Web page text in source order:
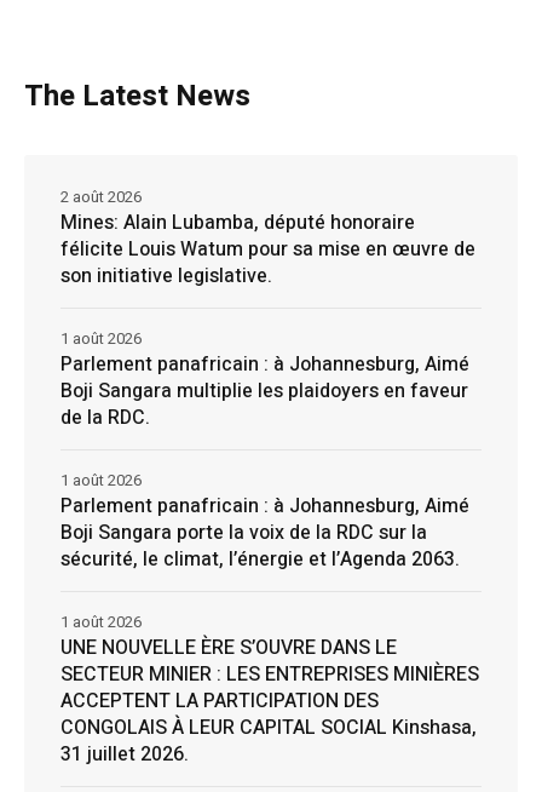
The Latest News
Mines: Alain Lubamba, député honoraire
félicite Louis Watum pour sa mise en œuvre de
son initiative legislative.
2 août 2026
Parlement panafricain : à Johannesburg, Aimé
Boji Sangara multiplie les plaidoyers en faveur
de la RDC.
1 août 2026
Parlement panafricain : à Johannesburg, Aimé
Boji Sangara porte la voix de la RDC sur la
sécurité, le climat, l’énergie et l’Agenda 2063.
1 août 2026
UNE NOUVELLE ÈRE S’OUVRE DANS LE
SECTEUR MINIER : LES ENTREPRISES MINIÈRES
ACCEPTENT LA PARTICIPATION DES
CONGOLAIS À LEUR CAPITAL SOCIAL Kinshasa,
31 juillet 2026.
1 août 2026